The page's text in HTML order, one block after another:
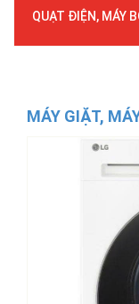
QUẠT ĐIỆN, MÁY
MÁY GIẶT,